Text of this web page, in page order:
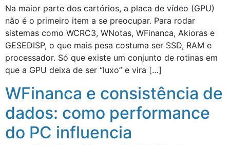
Na maior parte dos cartórios, a placa de vídeo (GPU)
não é o primeiro item a se preocupar. Para rodar
sistemas como WCRC3, WNotas, WFinanca, Akioras e
GESEDISP, o que mais pesa costuma ser SSD, RAM e
processador. Só que existe um conjunto de rotinas em
que a GPU deixa de ser “luxo” e vira […]
WFinanca e consistência de
dados: como performance
do PC influencia